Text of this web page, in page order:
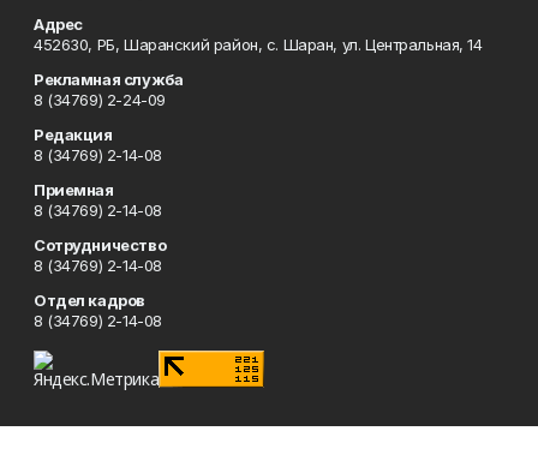
Адрес
452630, РБ, Шаранский район, с. Шаран, ул. Центральная, 14
Рекламная служба
8 (34769) 2-24-09
Редакция
8 (34769) 2-14-08
Приемная
8 (34769) 2-14-08
Сотрудничество
8 (34769) 2-14-08
Отдел кадров
8 (34769) 2-14-08